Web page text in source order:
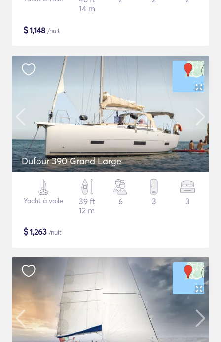
14 m
$1,148 /nuit
Dufour 390 Grand Large
Yacht à voile
39 ft
12 m
6 3 3
$1,263 /nuit